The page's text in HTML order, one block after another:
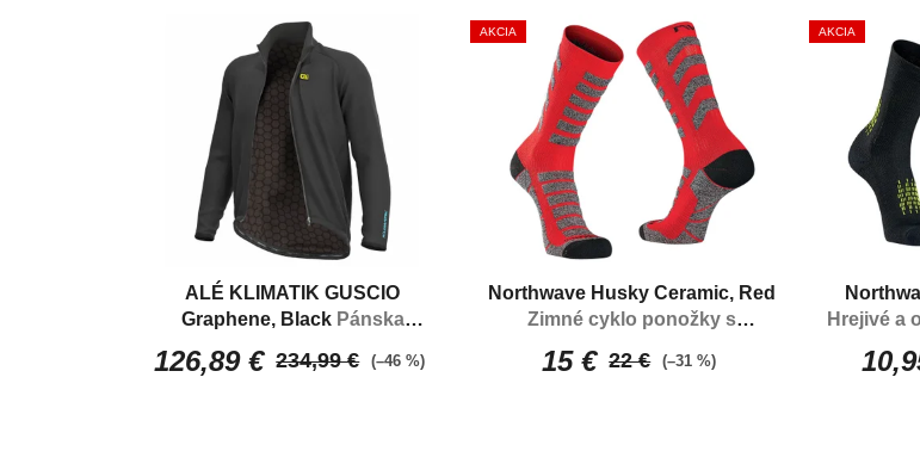
ALÉ KLIMATIK GUSCIO
Graphene, Black Pánska
cyklistická bunda
126,89 € 234,99 € (–46 %)
AKCIA
Northwave Husky Ceramic, Red
Zimné cyklo ponožky s
vlastnosťami
15 € 22 € (–31 %)
AKCIA
Hrejivé a